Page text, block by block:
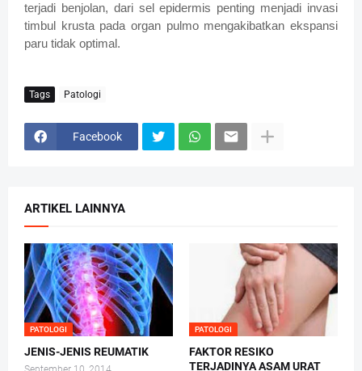
terjadi benjolan, dari sel epidermis penting menjadi invasi
timbul krusta pada organ pulmo mengakibatkan ekspansi
paru tidak optimal.
Tags Patologi
Facebook
ARTIKEL LAINNYA
PATOLOGI
JENIS-JENIS REUMATIK
PATOLOGI
FAKTOR RESIKO
TERJADINYA ASAM URAT